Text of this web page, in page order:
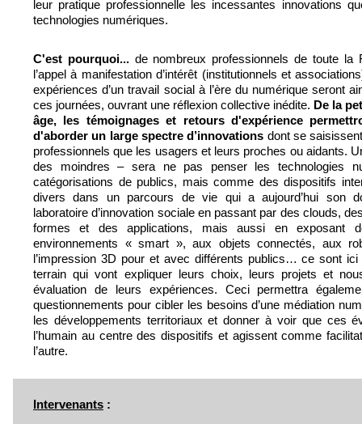
leur pratique professionnelle les incessantes innovations
technologies numériques.
C'est pourquoi...de nombreux professionnels de toute la
l’appel à manifestation d’intérêt (institutionnels et
expériences d’un travail social à l’ère du numérique seront
ces journées, ouvrant une réflexion collective inédite. De la
âge, les témoignages et retours d'expérience
d'aborder un large spectre d’innovations dont se
professionnels que les usagers et leurs proches ou aidants.
des moindres – sera ne pas penser les technologies
catégorisations de publics, mais comme des dispositifs
divers dans un parcours de vie qui a aujourd’hui son
laboratoire d’innovation sociale en passant par des clouds,
formes et des applications, mais aussi en exposant
environnements « smart », aux objets connectés, aux
l’impression 3D pour et avec différents publics… ce sont
terrain qui vont expliquer leurs choix, leurs projets et
évaluation de leurs expériences. Ceci permettra
questionnements pour cibler les besoins d’une médiation
les développements territoriaux et donner à voir que ces
l’humain au centre des dispositifs et agissent comme
l’autre.
Intervenants :